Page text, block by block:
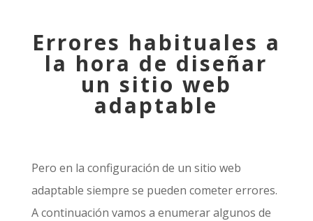
Errores habituales a
la hora de diseñar
un sitio web
adaptable
Pero en la configuración de un sitio web
adaptable siempre se pueden cometer errores.
A continuación vamos a enumerar algunos de